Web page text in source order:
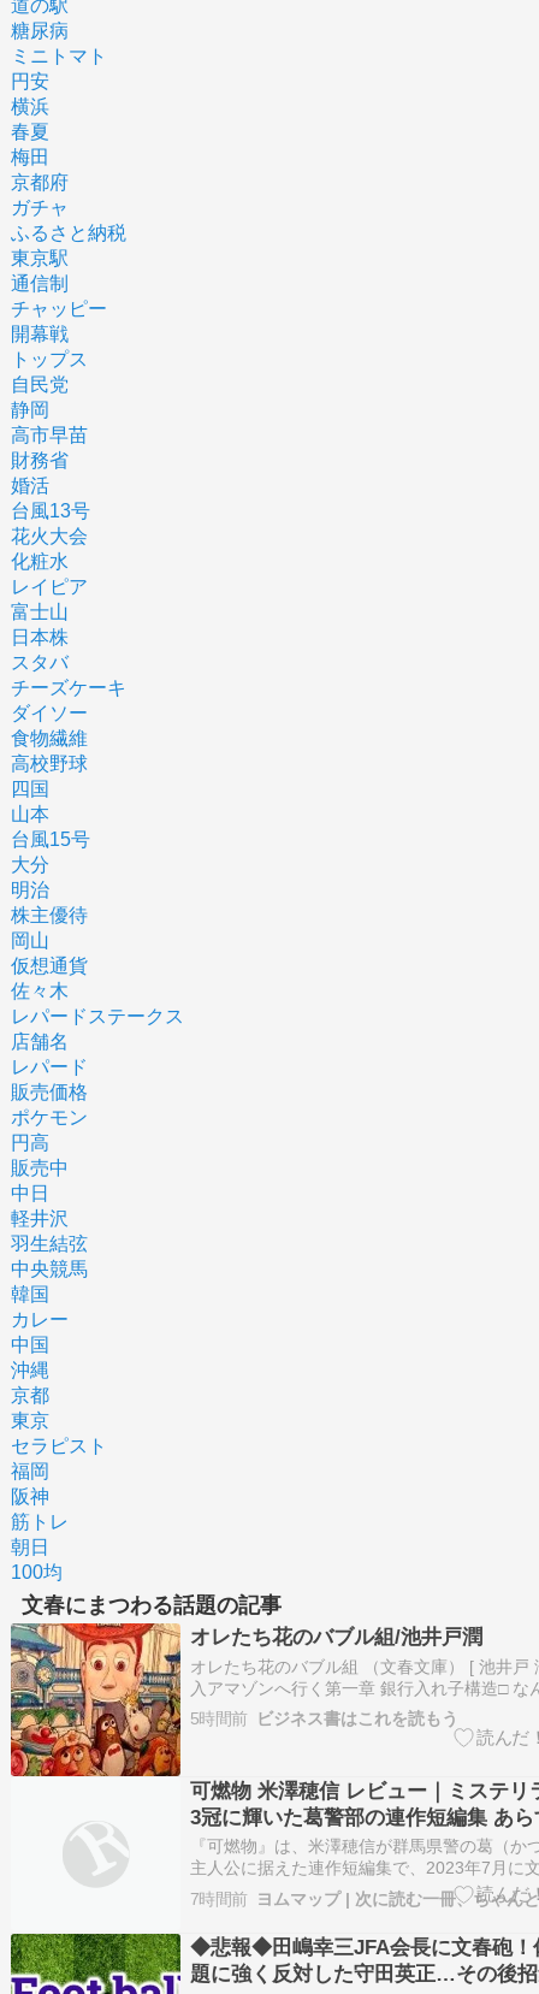
道の駅
糖尿病
ミニトマト
円安
横浜
春夏
梅田
京都府
ガチャ
ふるさと納税
東京駅
通信制
チャッピー
開幕戦
トップス
自民党
静岡
高市早苗
財務省
婚活
台風13号
花火大会
化粧水
レイピア
富士山
日本株
スタバ
チーズケーキ
ダイソー
食物繊維
高校野球
四国
山本
台風15号
大分
明治
株主優待
岡山
仮想通貨
佐々木
レパードステークス
店舗名
レパード
販売価格
ポケモン
円高
販売中
中日
軽井沢
羽生結弦
中央競馬
韓国
カレー
中国
沖縄
京都
東京
セラピスト
福岡
阪神
筋トレ
朝日
100均
文春にまつわる話題の記事
オレたち花のバブル組/池井戸潤
オレたち花のバブル組 （文春文庫） [ 池井戸
入​アマゾンへ行く​第一章 銀行入れ子構造□ な
る、一度手が離れてしまえば。第二章 精神の
な部分□ オレに今必要なのは、勇...
5時間前 ビジネス書はこれを読もう
可燃物 米澤穂信 レビュー｜ミステリ
3冠に輝いた葛警部の連作短編集 あ
どころ完全ガイド【2026年最新】
『可燃物』は、米澤穂信が群馬県警の葛（か
主人公に据えた連作短編集で、2023年7月に
刊行され、2026年9月2日に文春文庫として文
す。刊行時には「このミステリーがすごい!」
る年間ランキングで3冠を達成した一冊です
は、収録5…
7時間前
◆悲報◆田嶋幸三JFA会長に文春砲！
題に強く反対した守田英正…その後